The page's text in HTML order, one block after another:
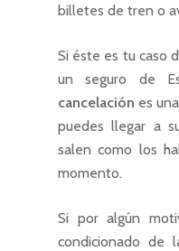
billetes de tren o
Si éste es tu caso
un seguro de
cancelación es
puedes llegar a
salen como los
momento.
Si por algún
condicionado de